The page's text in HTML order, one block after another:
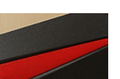
루미늄 방열판이 미리 붙어있는 형
합니다. M.2 NVMe를 이용하기 위
슬롯이 필요 합니다. 메인보드도
M.2 NVMe SSD 512GB 벤치마
데 ..